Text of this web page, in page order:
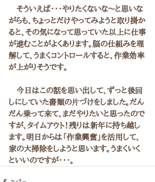
そういえば・・・やりたくないな～と思いな
がらも、ちょっとだけやってみようと取り掛か
ると、その気になって思っていた以上に仕事
が進むことがよくあります。脳の仕組みを理
解して、うまくコントロールすると、作業効率
が上がりそうです。
今日はこの話を思い出して、ずっと後回
しにしていた書類の片づけをしました。だん
だん乗って来て、まだやりたいと思ったので
すが、タイムアウト！残りは新年に持ち越し
ます。明日からは「作業興奮」を活用して、
家の大掃除をしようと思います。うまくいく
といいのですが・・・。